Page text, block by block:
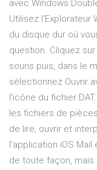
avec Windows
Utilisez l'Explorateur
du disque dur où
question. Cliquez
souris puis, dans le
sélectionnez Ouvrir
l'icône du fichier
les fichiers de
de lire, ouvrir et
l'application iOS
de toute façon, mais